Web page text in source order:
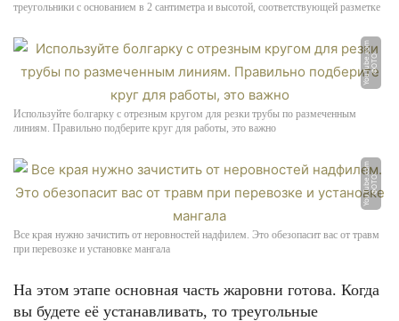
треугольники с основанием в 2 сантиметра и высотой, соответствующей разметке
Ф
О
Т
О:
Y
o
u
T
u
b
e.
c
o
m
Используйте болгарку с отрезным кругом для резки трубы по размеченным
линиям. Правильно подберите круг для работы, это важно
Ф
О
Т
О:
Y
o
u
T
u
b
e.
c
o
m
Все края нужно зачистить от неровностей надфилем. Это обезопасит вас от травм
при перевозке и установке мангала
На этом этапе основная часть жаровни готова. Когда
вы будете её устанавливать, то треугольные